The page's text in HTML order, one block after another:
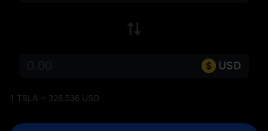
USD
1 TSLA = 328.536 USD